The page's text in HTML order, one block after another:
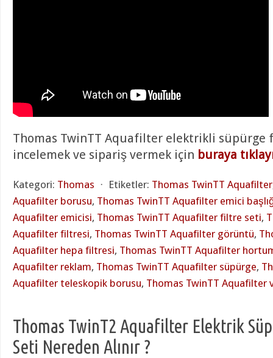
Thomas TwinTT Aquafilter elektrikli
incelemek ve sipariş vermek için buraya
Kategori: Thomas ⋅ Etiketler: Thomas TwinTT Aquafilter
Aquafilter borusu, Thomas TwinTT Aquafilter emici
Aquafilter emicisi, Thomas TwinTT Aquafilter filtre seti,
Aquafilter filtresi, Thomas TwinTT Aquafilter görüntü,
Aquafilter hepa filtresi, Thomas TwinTT Aquafilter
Aquafilter reklam, Thomas TwinTT Aquafilter süpürge,
Aquafilter teleskopik borusu, Thomas TwinTT Aquafilter
Thomas TwinT2 Aquafilter Elektrik
Seti Nereden Alınır ?